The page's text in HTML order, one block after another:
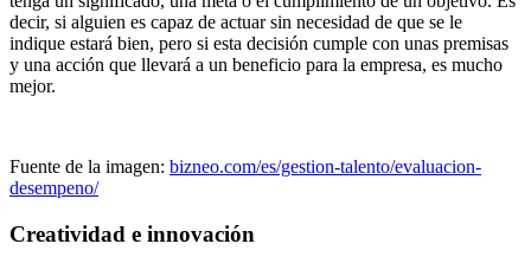
decir, si alguien es capaz de actuar sin necesidad de que se le
indique estará bien, pero si esta decisión cumple con unas premisas
y una acción que llevará a un beneficio para la empresa, es mucho
mejor.
Fuente de la imagen: bizneo.com/es/gestion-talento/evaluacion-
desempeno/
Creatividad e innovación